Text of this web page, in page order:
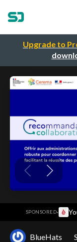
Upgrade to
SPONSORED·
BlueHats